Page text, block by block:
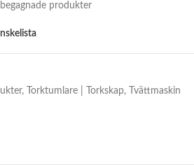
produkter
, Torktumlare | Torkskap,
Tvättmaskin